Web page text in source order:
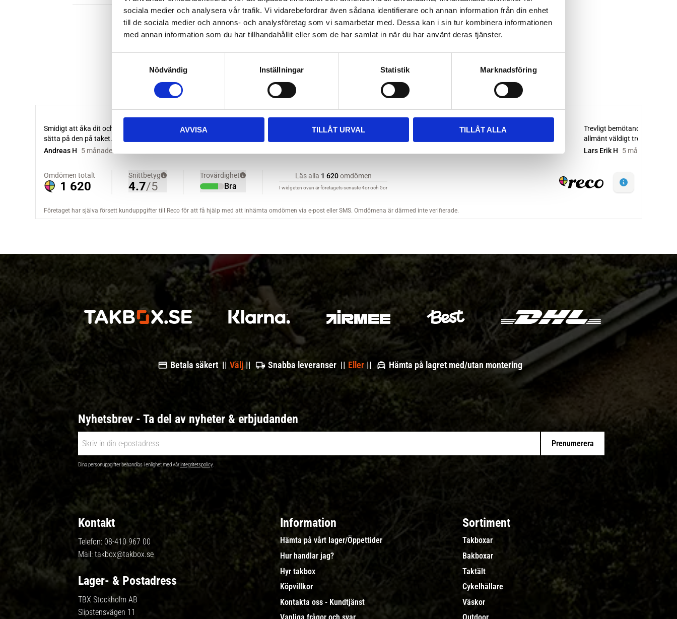
sociala medier och analysera vår trafik. Vi vidarebefordrar även sådana identifierare och annan information från din enhet
till de sociala medier och annons- och analysföretag som vi samarbetar med. Dessa kan i sin tur kombinera informationen
med annan information som du har tillhandahållit eller som de har samlat in när du har använt deras tjänster.
k
e
s
Nödvändig Inställningar Statistik Marknadsföring
AVVISA TILLÅT URVAL TILLÅT ALLA
Betala säkert || Välj || Snabba leveranser || Eller || Hämta på lagret med/utan montering
Nyhetsbrev - Ta del av nyheter & erbjudanden
Prenumerera
Dina personuppgifter behandlas i enlighet med vårintegritetspolicy.
Kontakt
Telefon: 08-410 967 00
Mail: takbox@takbox.se
Lager- & Postadress
TBX Stockholm AB
Slipstensvägen 11
Information
Hämta på vårt lager/Öppettider
Hur handlar jag?
Hyr takbox
Köpvillkor
Kontakta oss - Kundtjänst
Sortiment
Takboxar
Bakboxar
Taktält
Cykelhållare
Väskor